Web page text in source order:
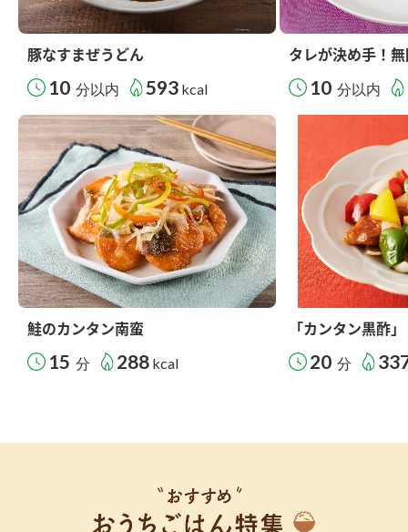
豚なすまぜうどん
10 分以内 593 kcal
タレが決め手！
10 分以内
鮭のカンタン南蛮
15 分 288 kcal
「カンタン黒酢
20 分